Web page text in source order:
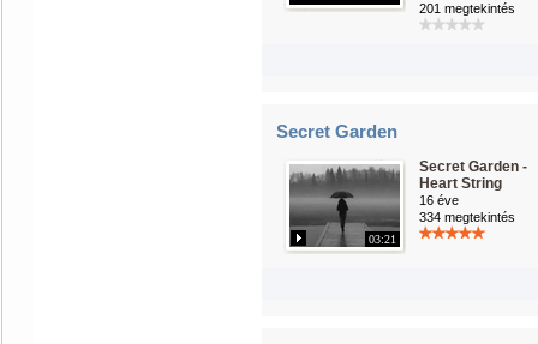
201 megtekintés
Secret Garden
03:21
Secret Garden -
Heart String
16 éve
334 megtekintés